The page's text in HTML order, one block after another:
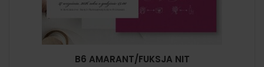
B6 AMARANT/FUKSJA NIT